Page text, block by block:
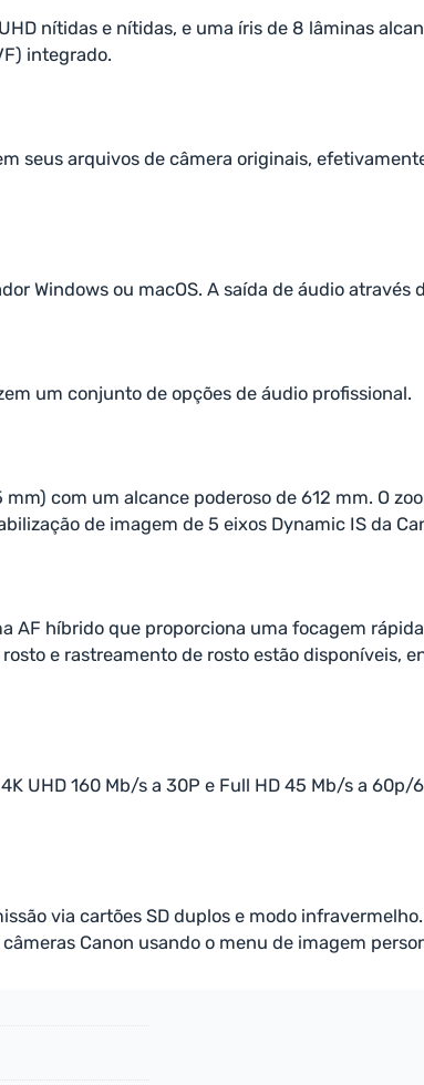
nítidas e nítidas, e uma íris de 8 lâminas
integrado.
seus arquivos de câmera originais,
Windows ou macOS. A saída de áudio através
um conjunto de opções de áudio profissional.
com um alcance poderoso de 612 mm. O
de imagem de 5 eixos Dynamic IS da
híbrido que proporciona uma focagem
e rastreamento de rosto estão disponíveis,
UHD 160 Mb/s a 30P e Full HD 45 Mb/s a
via cartões SD duplos e modo
Canon usando o menu de imagem